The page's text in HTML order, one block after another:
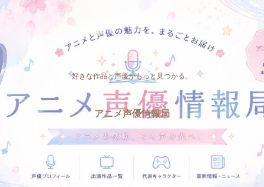
好きな作品と声優がもっと見つかる。
アニメ声優情報局